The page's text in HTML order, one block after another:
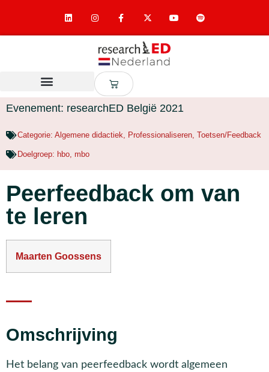
Evenement: researchED België 2021
Categorie: Algemene didactiek Professionaliseren Toetsen/Feedback
Doelgroep: hbo mbo
Peerfeedback om van
te leren
Maarten Goossens
Omschrijving
Het belang van peerfeedback wordt algemeen